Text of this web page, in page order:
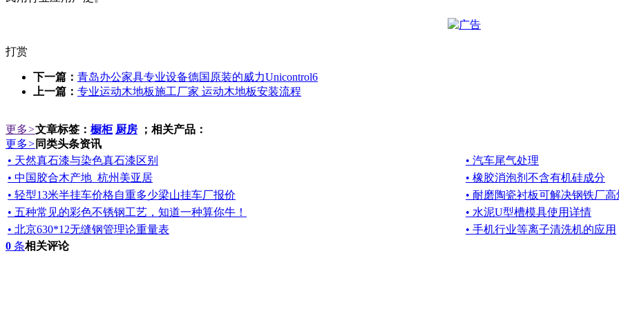
打赏
下一篇： 青岛办公家具专业设备德国原装的威力Unicontrol6
上一篇： 专业运动木地板施工厂家 运动木地板安装流程
更多>文章标签： 橱柜 厨房 ；相关产品：
更多> 同类头条资讯
• 天然真石漆与染色真石漆区别
• 汽车尾气处理
• 中国胶合木产地_杭州美亚居
• 橡胶消泡剂不含有机硅成分
• 轻型13米半挂车价格自重多少梁山挂车厂报价
• 耐磨陶瓷衬板可解决钢铁厂
• 五种常见的彩色不锈钢工艺，知道一种算你牛！
• 水泥U型槽模具使用详情
• 北京630*12无缝钢管理论重量表
• 手机行业等离子清洗机的应用
0 条相关评论